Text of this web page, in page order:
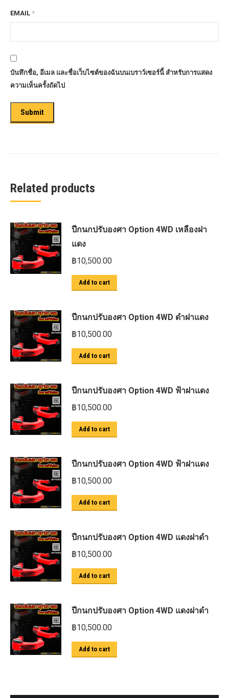
EMAIL *
บันทึกชื่อ, อีเมล และชื่อเว็บไซต์ของฉันบนเบราว์เซอร์นี้ สำหรับการแสดง
ความเห็นครั้งถัดไป
Related products
ปีกนกปรับองศา Option 4WD เหลืองฝา
แดง
฿10,500.00
Add to cart
ปีกนกปรับองศา Option 4WD ดำฝาแดง
฿10,500.00
Add to cart
ปีกนกปรับองศา Option 4WD ฟ้าฝาแดง
฿10,500.00
Add to cart
ปีกนกปรับองศา Option 4WD ฟ้าฝาแดง
฿10,500.00
Add to cart
ปีกนกปรับองศา Option 4WD แดงฝาดำ
฿10,500.00
Add to cart
ปีกนกปรับองศา Option 4WD แดงฝาดำ
฿10,500.00
Add to cart